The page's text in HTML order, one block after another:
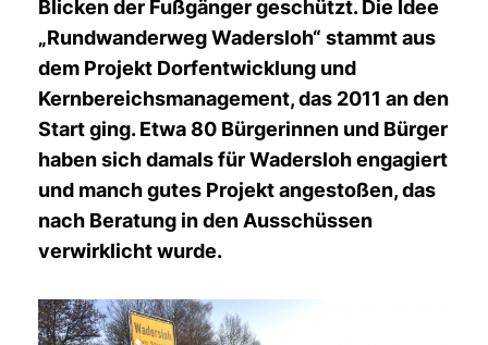
Blicken der Fußgänger geschützt. Die Idee
Rundwanderweg Wadersloh“ stammt aus
dem Projekt Dorfentwicklung und
Kernbereichsmanagement, das 2011 an den
Start ging. Etwa 80 Bürgerinnen und Bürger
haben sich damals für Wadersloh engagiert
und manch gutes Projekt angestoßen, das
nach Beratung in den Ausschüssen
verwirklicht wurde.